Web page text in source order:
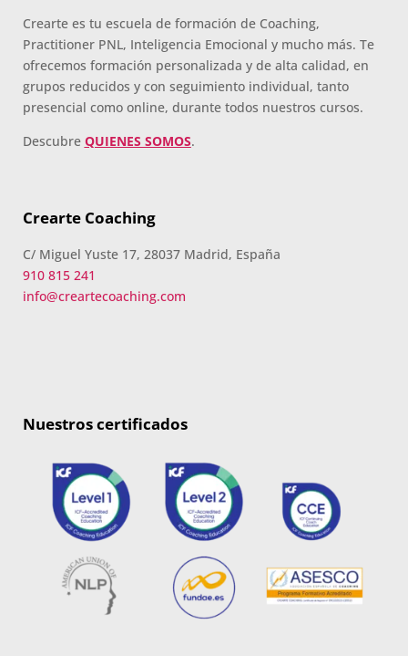
Crearte es tu escuela de formación de Coaching,
Practitioner PNL, Inteligencia Emocional y mucho más. Te
ofrecemos formación personalizada y de alta calidad, en
grupos reducidos y con seguimiento individual, tanto
presencial como online, durante todos nuestros cursos.
Descubre QUIENES SOMOS.
Crearte Coaching
C/ Miguel Yuste 17, 28037 Madrid, España
910 815 241
info@creartecoaching.com
Nuestros certificados